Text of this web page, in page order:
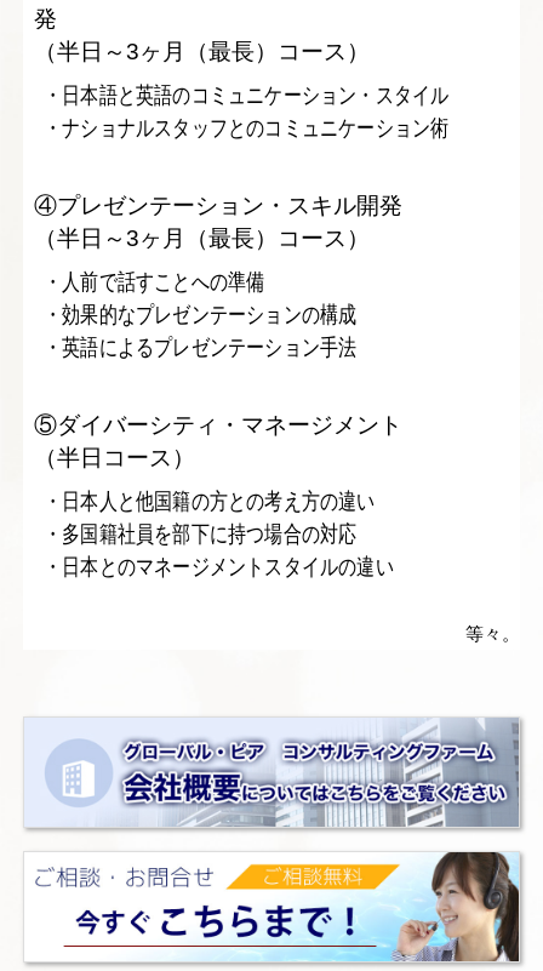
発
（半日～3ヶ月（最長）コース）
・日本語と英語のコミュニケーション・スタイル
・ナショナルスタッフとのコミュニケーション術
④プレゼンテーション・スキル開発
（半日～3ヶ月（最長）コース）
・人前で話すことへの準備
・効果的なプレゼンテーションの構成
・英語によるプレゼンテーション手法
⑤ダイバーシティ・マネージメント
（半日コース）
・日本人と他国籍の方との考え方の違い
・多国籍社員を部下に持つ場合の対応
・日本とのマネージメントスタイルの違い
等々。